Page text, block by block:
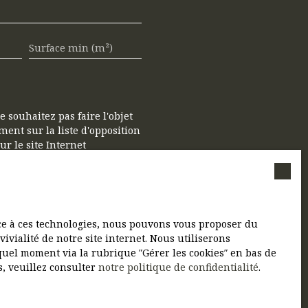
Surface min (m²)
souhaitez pas faire l'objet
sur la liste d'opposition
le site Internet
politique de
ces technologies, nous pouvons vous proposer du
de notre site internet. Nous utiliserons
moment via la rubrique ″Gérer les cookies″ en bas de
veuillez consulter notre politique de confidentialité.